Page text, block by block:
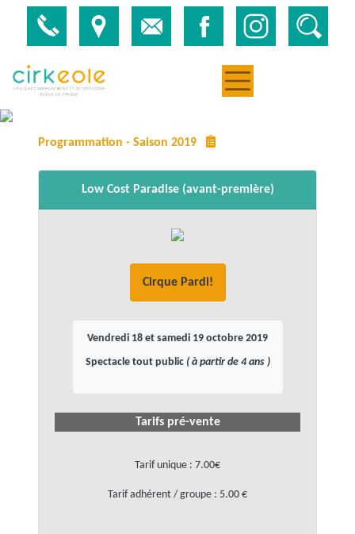
Programmation - Saison 2019
Low Cost Paradise (avant-première)
Cirque Pardi!
Vendredi 18 et samedi 19 octobre 2019
Spectacle tout public( à partir de 4 ans )
Tarifs pré-vente
Tarif unique : 7.00€
Tarif adhérent / groupe : 5.00 €